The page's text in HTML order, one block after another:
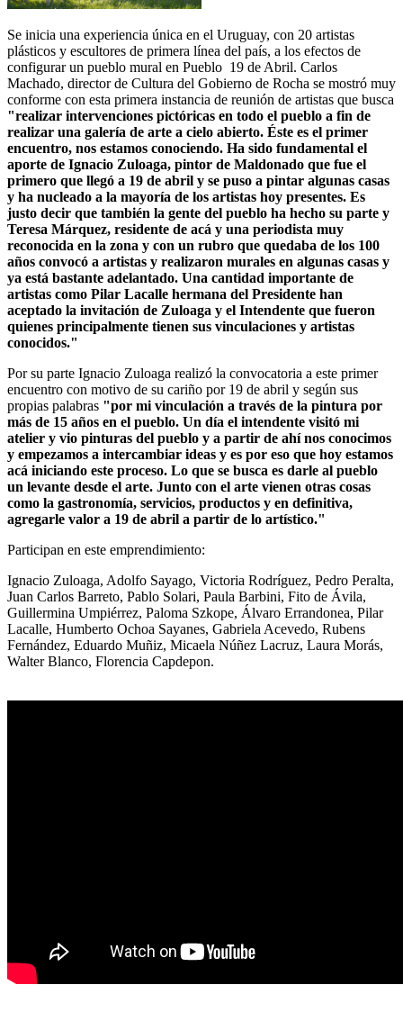
Se inicia una experiencia única en el Uruguay, con 20 artistas
plásticos y escultores de primera línea del país, a los efectos de
configurar un pueblo mural en Pueblo 19 de Abril. Carlos
Machado, director de Cultura del Gobierno de Rocha se mostró muy
conforme con esta primera instancia de reunión de artistas que busca
"realizar intervenciones pictóricas en todo el pueblo a fin de
realizar una galería de arte a cielo abierto. Éste es el primer
encuentro, nos estamos conociendo. Ha sido fundamental el
aporte de Ignacio Zuloaga, pintor de Maldonado que fue el
primero que llegó a 19 de abril y se puso a pintar algunas casas
y ha nucleado a la mayoría de los artistas hoy presentes. Es
justo decir que también la gente del pueblo ha hecho su parte y
Teresa Márquez, residente de acá y una periodista muy
reconocida en la zona y con un rubro que quedaba de los 100
años convocó a artistas y realizaron murales en algunas casas y
ya está bastante adelantado. Una cantidad importante de
artistas como Pilar Lacalle hermana del Presidente han
aceptado la invitación de Zuloaga y el Intendente que fueron
quienes principalmente tienen sus vinculaciones y artistas
conocidos."
Por su parte Ignacio Zuloaga realizó la convocatoria a este primer
encuentro con motivo de su cariño por 19 de abril y según sus
propias palabras "por mi vinculación a través de la pintura por
más de 15 años en el pueblo. Un día el intendente visitó mi
atelier y vio pinturas del pueblo y a partir de ahí nos conocimos
y empezamos a intercambiar ideas y es por eso que hoy estamos
acá iniciando este proceso. Lo que se busca es darle al pueblo
un levante desde el arte. Junto con el arte vienen otras cosas
como la gastronomía, servicios, productos y en definitiva,
agregarle valor a 19 de abril a partir de lo artístico."
Participan en este emprendimiento:
Ignacio Zuloaga, Adolfo Sayago, Victoria Rodríguez, Pedro Peralta,
Juan Carlos Barreto, Pablo Solari, Paula Barbini, Fito de Ávila,
Guillermina Umpiérrez, Paloma Szkope, Álvaro Errandonea, Pilar
Lacalle, Humberto Ochoa Sayanes, Gabriela Acevedo, Rubens
Fernández, Eduardo Muñiz, Micaela Núñez Lacruz, Laura Morás,
Walter Blanco, Florencia Capdepon.